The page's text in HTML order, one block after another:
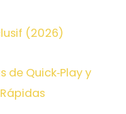
(2026)
Quick‑Play y